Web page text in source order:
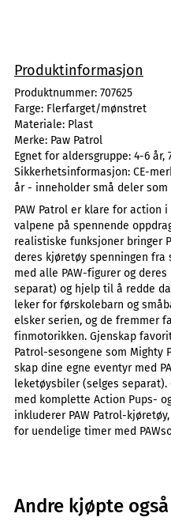
Produktinformasjon
Produktnummer: 707625
Farge: Flerfarget/mønstret
Materiale: Plast
Merke: Paw Patrol
Egnet for aldersgruppe: 4-6 år,
Sikkerhetsinformasjon: CE-
år - inneholder små deler
PAW Patrol er klare for action
valpene på spennende
realistiske funksjoner bringer
deres kjøretøy spenningen fra
med alle PAW-figurer og
separat) og hjelp til å redde
leker for førskolebarn og
elsker serien, og de fremmer
finmotorikken. Gjenskap
Patrol-sesongene som Mighty
skap dine egne eventyr med
leketøysbiler (selges
med komplette Action Pups-
inkluderer PAW Patrol-
for uendelige timer med
Andre kjøpte også